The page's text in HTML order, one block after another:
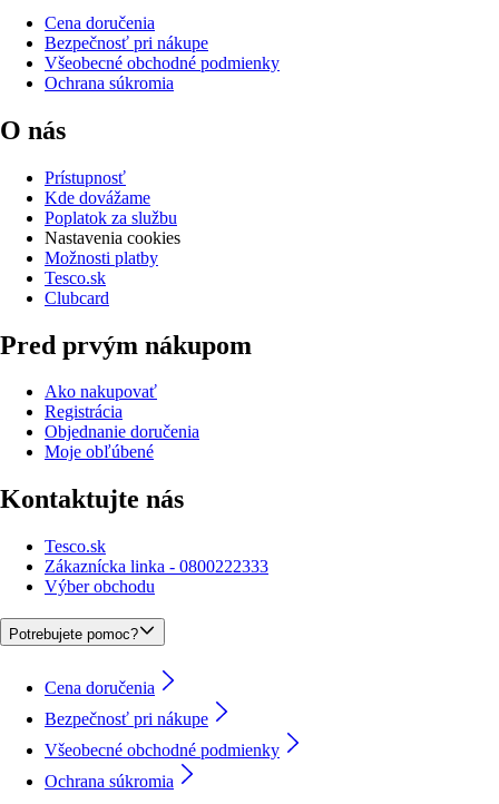
Cena doručenia
Bezpečnosť pri nákupe
Všeobecné obchodné podmienky
Ochrana súkromia
O nás
Prístupnosť
Kde dovážame
Poplatok za službu
Nastavenia cookies
Možnosti platby
Tesco.sk
Clubcard
Pred prvým nákupom
Ako nakupovať
Registrácia
Objednanie doručenia
Moje obľúbené
Kontaktujte nás
Tesco.sk
Zákaznícka linka - 0800222333
Výber obchodu
Potrebujete pomoc?
Cena doručenia
Bezpečnosť pri nákupe
Všeobecné obchodné podmienky
Ochrana súkromia